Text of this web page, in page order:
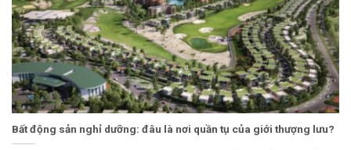
Bất động sản nghỉ dưỡng: đâu là nơi quần tụ của giới thượng lưu?